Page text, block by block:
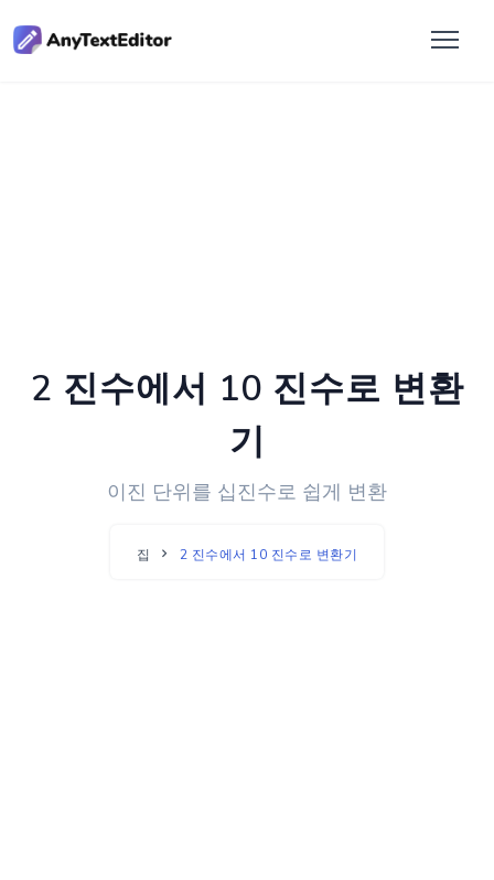
2 진수에서 10 진수로 변환
기
이진 단위를 십진수로 쉽게 변환
집 2 진수에서 10 진수로 변환기